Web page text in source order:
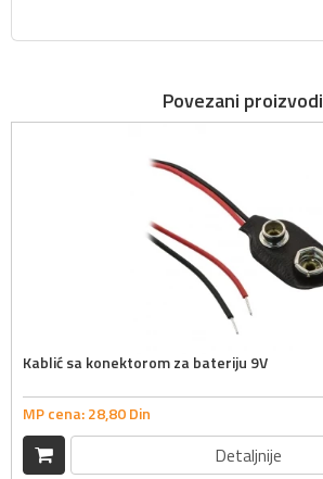
Povezani proizvodi
Kablić sa konektorom za bateriju 9V
MP cena:28,80Din
Detaljnije